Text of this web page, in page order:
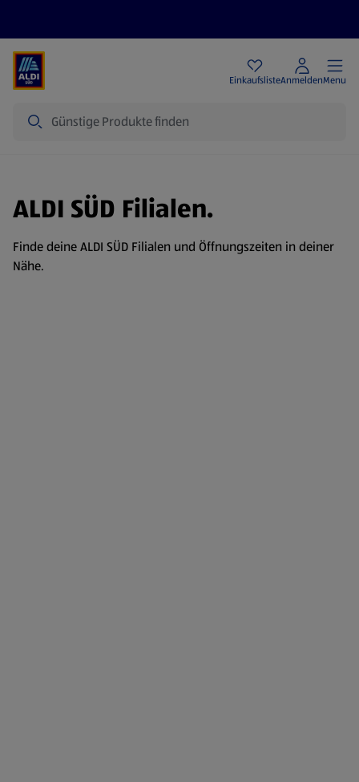
EinkaufslisteAnmeldenMenu
ALDI SÜD Filialen.
Finde deine ALDI SÜD Filialen und Öffnungszeiten in deiner
Nähe.